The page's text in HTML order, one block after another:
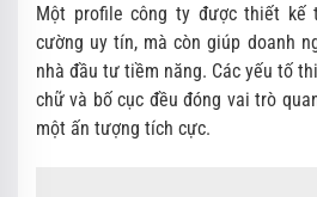
Một profile công ty được thiết kế
cường uy tín, mà còn giúp doanh
nhà đầu tư tiềm năng. Các yếu tố
chữ và bố cục đều đóng vai trò
một ấn tượng tích cực.